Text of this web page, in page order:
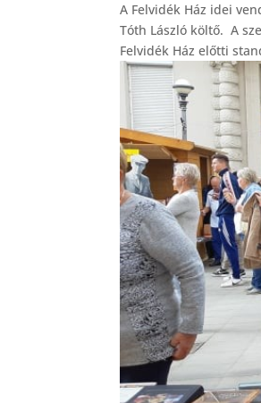
A Felvidék Ház idei
Tóth László költő. A
Felvidék Ház előtti